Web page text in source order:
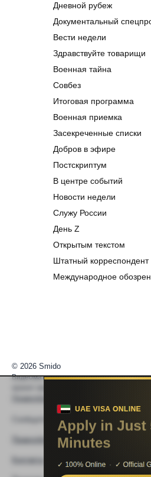
Дневной рубеж
Документальный
Вести недели
Здравствуйте товарищи
Военная тайна
Совбез
Итоговая программа
Военная приемка
Засекреченные списки
Добров в эфире
Постскриптум
В центре событий
Новости недели
Служу России
День Z
Открытым текстом
Штатный корреспондент
Международное
© 2026 Smido
Видеоматериалы встраиваются из
Сообщите нам если Видео не
Правообладателям